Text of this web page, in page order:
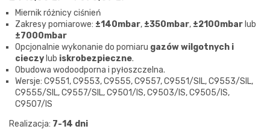
od
913,56 zł
do
4
076,87 zł
Miernik różnicy ciśnień
Zakresy pomiarowe: ±140mbar, ±350mbar, ±2100mbar lub
±7000mbar
Opcjonalnie wykonanie do pomiaru gazów wilgotnych i
cieczy lub iskrobezpieczne.
Obudowa wodoodporna i pyłoszczelna.
Wersje: C9551, C9553, C9555, C9557, C9551/SIL, C9553/SIL,
C9555/SIL, C9557/SIL, C9501/IS, C9503/IS, C9505/IS,
C9507/IS
Realizacja: 7-14 dni